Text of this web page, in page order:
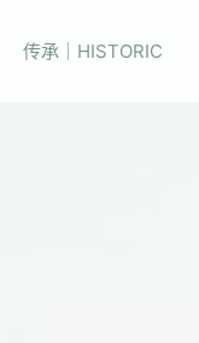
传承｜HISTORIC